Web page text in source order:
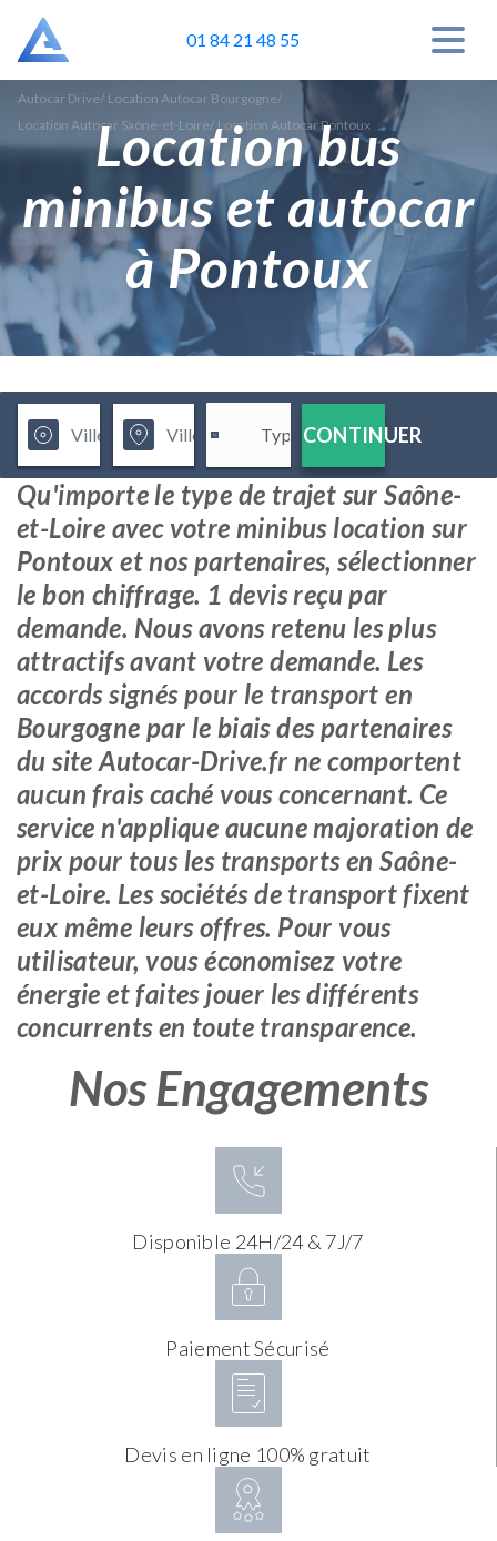
01 84 21 48 55
Autocar Drive/ Location Autocar Bourgogne/
Location Autocar Saône-et-Loire/ Location Autocar Pontoux
Location bus
minibus et autocar
à Pontoux
CONTINUER
Qu'importe le type de trajet sur Saône-
et-Loire avec votre minibus location sur
Pontoux et nos partenaires, sélectionner
le bon chiffrage. 1 devis reçu par
demande. Nous avons retenu les plus
attractifs avant votre demande. Les
accords signés pour le transport en
Bourgogne par le biais des partenaires
du site Autocar-Drive.fr ne comportent
aucun frais caché vous concernant. Ce
service n'applique aucune majoration de
prix pour tous les transports en Saône-
et-Loire. Les sociétés de transport fixent
eux même leurs offres. Pour vous
utilisateur, vous économisez votre
énergie et faites jouer les différents
concurrents en toute transparence.
Nos Engagements
Disponible 24H/24 & 7J/7
Paiement Sécurisé
Devis en ligne 100% gratuit